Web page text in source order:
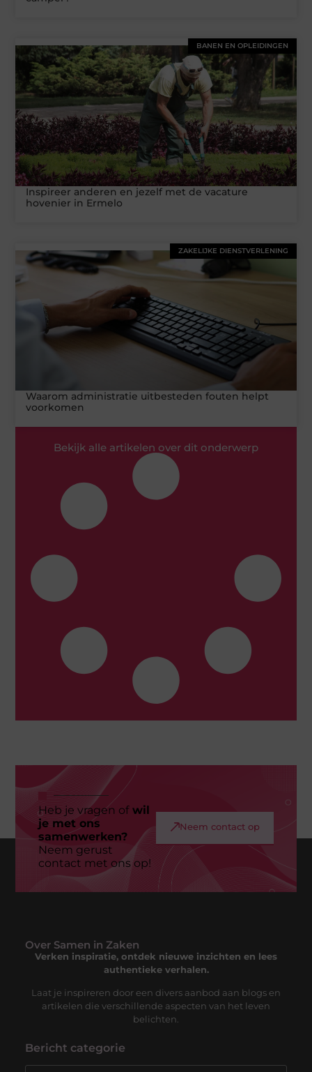
BANEN EN OPLEIDINGEN
Inspireer anderen en jezelf met de vacature
hovenier in Ermelo
ZAKELIJKE DIENSTVERLENING
Waarom administratie uitbesteden fouten helpt
voorkomen
Bekijk alle artikelen over dit onderwerp
Heb je vragen ofwil
je met ons
samenwerken?
Neem gerust
contact met ons op!
Neem contact op
Over Samen in Zaken
Verken inspiratie, ontdek nieuwe inzichten en lees
authentieke verhalen.
Laat je inspireren door een divers aanbod aan blogs en
artikelen die verschillende aspecten van het leven
belichten.
Bericht categorie